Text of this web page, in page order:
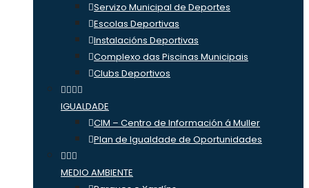
Servizo Municipal de Deportes
Escolas Deportivas
Instalacións Deportivas
Complexo das Piscinas Municipais
Clubs Deportivos
IGUALDADE
CIM – Centro de Información á Muller
Plan de Igualdade de Oportunidades
MEDIO AMBIENTE